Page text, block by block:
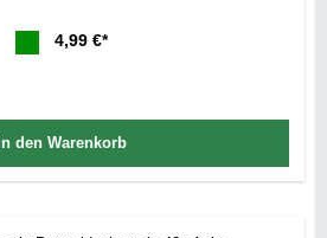
4,99 €*
In den Warenkorb